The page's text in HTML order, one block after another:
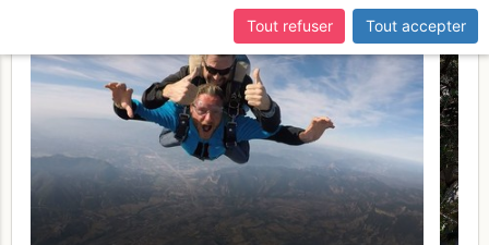
Tout refuser
Tout accepter